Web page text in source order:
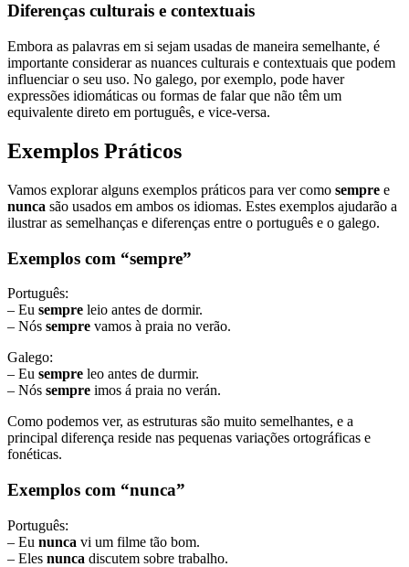
Diferenças culturais e contextuais
Embora as palavras em si sejam usadas de maneira semelhante, é
importante considerar as nuances culturais e contextuais que podem
influenciar o seu uso. No galego, por exemplo, pode haver
expressões idiomáticas ou formas de falar que não têm um
equivalente direto em português, e vice-versa.
Exemplos Práticos
Vamos explorar alguns exemplos práticos para ver como sempre e
nunca são usados em ambos os idiomas. Estes exemplos ajudarão a
ilustrar as semelhanças e diferenças entre o português e o galego.
Exemplos com “sempre”
Português:
– Eu sempre leio antes de dormir.
– Nós sempre vamos à praia no verão.
Galego:
– Eu sempre leo antes de durmir.
– Nós sempre imos á praia no verán.
Como podemos ver, as estruturas são muito semelhantes, e a
principal diferença reside nas pequenas variações ortográficas e
fonéticas.
Exemplos com “nunca”
Português:
– Eu nunca vi um filme tão bom.
– Eles nunca discutem sobre trabalho.